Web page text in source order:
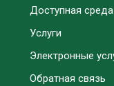
Доступная среда
Услуги
Электронные
Обратная связь